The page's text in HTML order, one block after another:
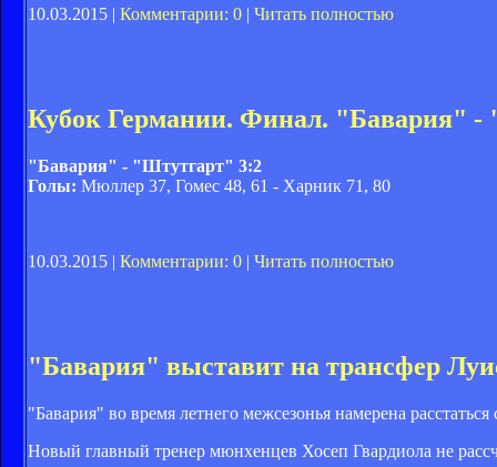
10.03.2015 | Комментарии: 0 | Читать полностью
Кубок Германии. Финал. "Бавария" -
"Бавария" - "Штутгарт" 3:2
Голы: Мюллер 37, Гомес 48, 61 - Харник 71, 80
10.03.2015 | Комментарии: 0 | Читать полностью
"Бавария" выставит на трансфер
"Бавария" во время летнего межсезонья намерена
Новый главный тренер мюнхенцев Хосеп Гвардиола не